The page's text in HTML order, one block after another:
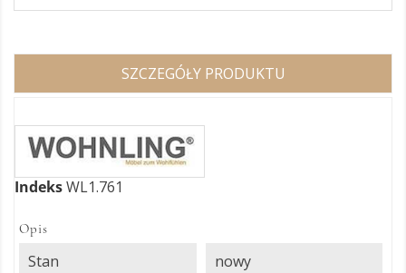
SZCZEGÓŁY PRODUKTU
IndeksWL1.761
Opis
Stan nowy